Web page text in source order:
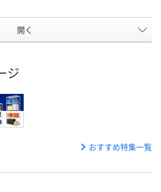
開く
ジ
おすすめ特集一覧